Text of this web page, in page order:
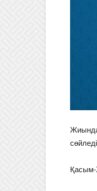
Жиында
Қасым-